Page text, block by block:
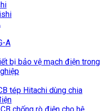
A
bị bảo vệ mạch điện trong
tép Hitachi dùng chia